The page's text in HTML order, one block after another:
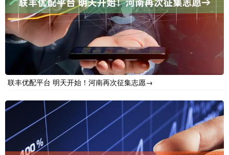
联丰优配平台 明天开始！河南再次征集志愿→